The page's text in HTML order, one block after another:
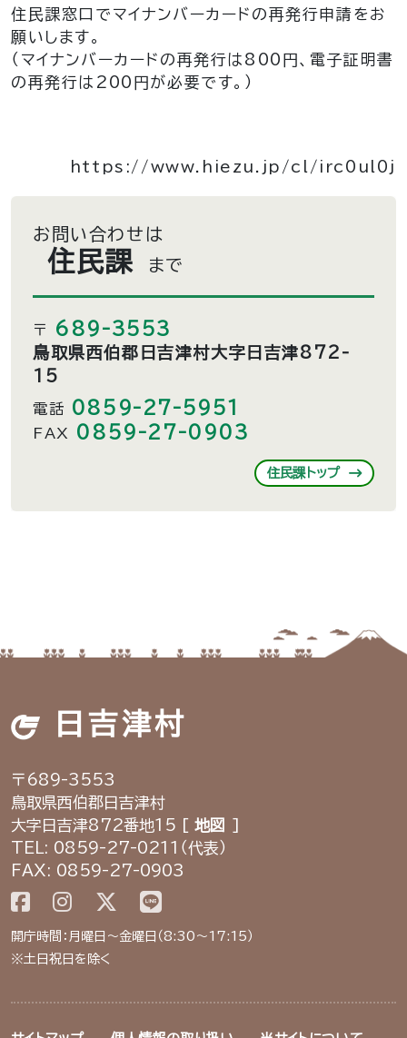
住民課窓口でマイナンバーカードの再発行申請をお
願いします。
（マイナンバーカードの再発行は800円、電子証明書
の再発行は200円が必要です。）
https://www.hiezu.jp/cl/irc0ul0j
お問い合わせは
住民課 まで
〒 689-3553
鳥取県西伯郡日吉津村大字日吉津872-
15
電話 0859-27-5951
FAX 0859-27-0903
住民課トップ
日吉津村
〒689-3553
鳥取県西伯郡日吉津村
大字日吉津872番地15 [ 地図
]
TEL: 0859-27-0211（代表）
FAX: 0859-27-0903
開庁時間：月曜日～金曜日（8:30～17:15）
※土日祝日を除く